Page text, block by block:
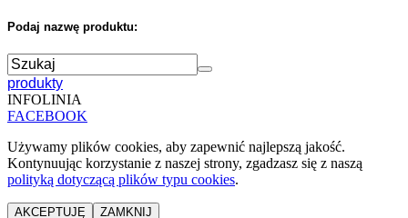
Podaj nazwę produktu:
produkty
INFOLINIA
FACEBOOK
Używamy plików cookies, aby zapewnić najlepszą jakość.
Kontynuując korzystanie z naszej strony, zgadzasz się z naszą
polityką dotyczącą plików typu cookies.
AKCEPTUJĘ ZAMKNIJ